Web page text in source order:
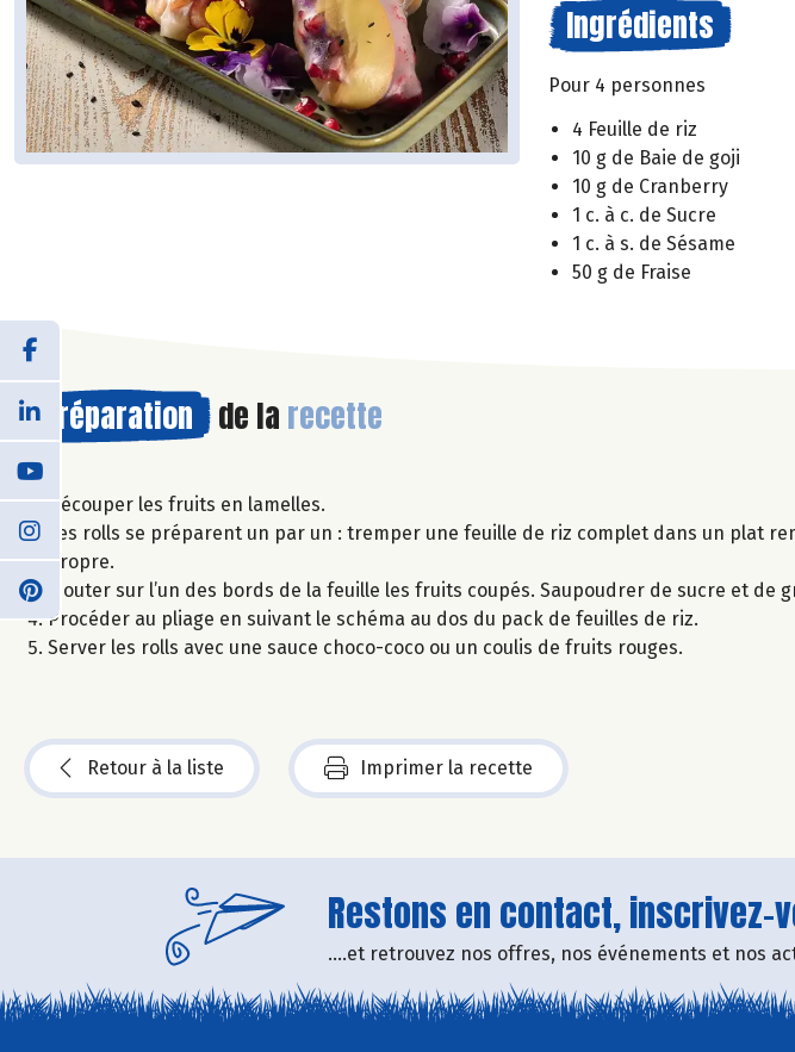
Ingrédients
Pour 4 personnes
4 Feuille de riz
10 g de Baie de goji
10 g de Cranberry
1 c. à c. de Sucre
1 c. à s. de Sésame
50 g de Fraise
Préparation de la recette
Découper les fruits en lamelles.
Les rolls se préparent un par un : tremper une feuille de riz complet dans un plat
propre.
Ajouter sur l’un des bords de la feuille les fruits coupés. Saupoudrer de sucre et de
Procéder au pliage en suivant le schéma au dos du pack de feuilles de riz.
Server les rolls avec une sauce choco-coco ou un coulis de fruits rouges.
Retour à la liste Imprimer la recette
Restons en contact, inscrivez-
....et retrouvez nos offres, nos événements et nos